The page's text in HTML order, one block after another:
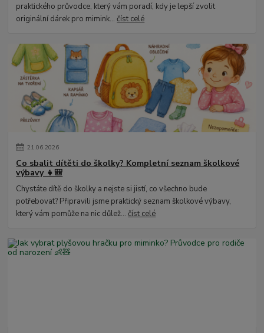
praktického průvodce, který vám poradí, kdy je lepší zvolit
originální dárek pro mimink...číst celé
21.06.2026
Co sbalit dítěti do školky? Kompletní seznam školkové
výbavy 👧🎒
Chystáte dítě do školky a nejste si jistí, co všechno bude
potřebovat? Připravili jsme praktický seznam školkové výbavy,
který vám pomůže na nic důlež...číst celé